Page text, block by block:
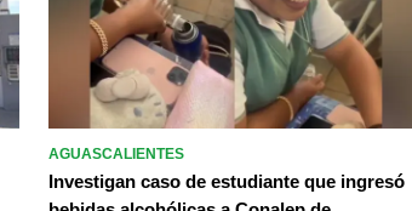
AGUASCALIENTES
Investigan caso de estudiante que ingresó